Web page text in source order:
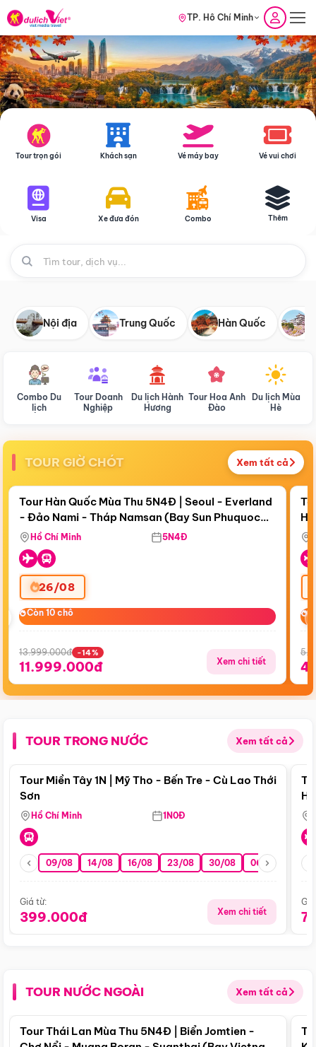
TP. Hồ Chí Minh
Tour trọn gói Khách sạn Vé máy bay Vé vui chơi
Visa Xe đưa đón Combo Thêm
Nội địa Trung Quốc Hàn Quốc
Combo Du
lịch
Tour Doanh
Nghiệp
Du lịch Hành
Hương
Tour Hoa Anh
Đào
Du lịch Mùa
Hè
TOUR GIỜ CHÓT Xem tất cả
Còn18 ngày 10:06:11
Bay Sun Phuquoc Airways
Điểm nổi bật
Tour Hàn Quốc Mùa Thu 5N4Đ | Seoul - Everland
- Đảo Nami - Tháp Namsan (Bay Sun Phuquoc
Airways)
Hồ Chí Minh 5N4Đ
26/08
Còn 10 chỗ
Còn 10 chỗ
13.999.000đ -14%
11.999.000đ Xem chi tiết
TOUR TRONG NƯỚC Xem tất cả
Điểm nổi bật
Tour Miền Tây 1N | Mỹ Tho - Bến Tre - Cù Lao Thới
Sơn
Hồ Chí Minh 1N0Đ
09/08 14/08 16/08 23/08 30/08 06/09 13/09
Giá từ:
399.000đ Xem chi tiết
TOUR NƯỚC NGOÀI Xem tất cả
Điểm nổi bật
Tour Thái Lan Mùa Thu 5N4Đ | Biển Jomtien -